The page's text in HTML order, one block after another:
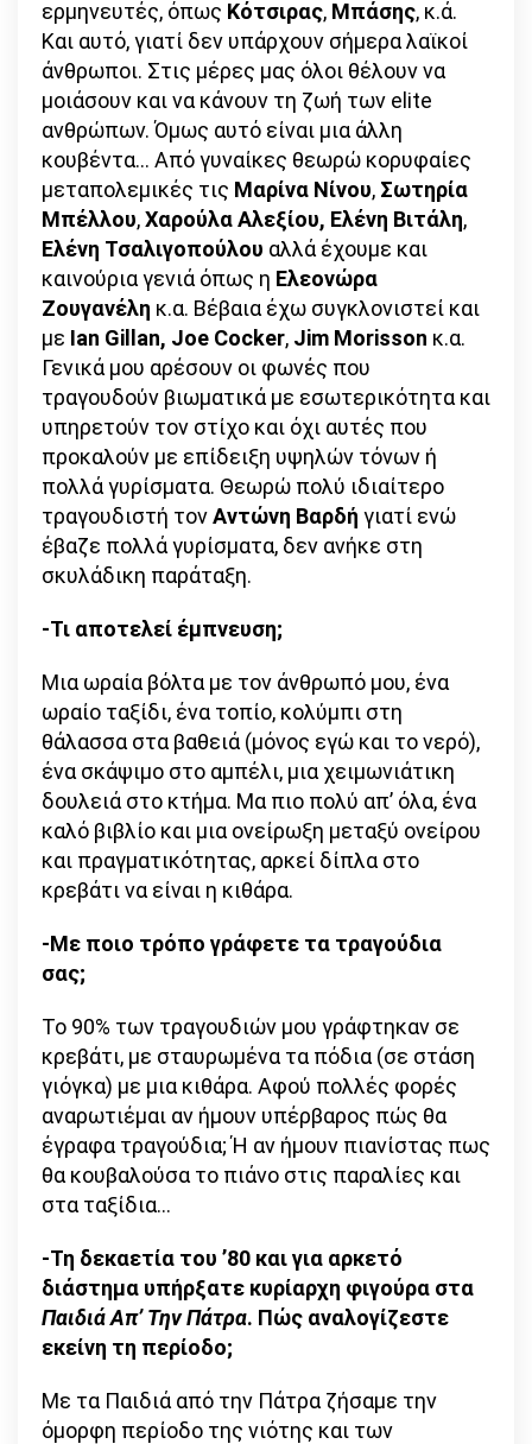
ερμηνευτές, όπως Κότσιρας, Μπάσης, κ.ά.
Και αυτό, γιατί δεν υπάρχουν σήμερα λαϊκοί
άνθρωποι. Στις μέρες μας όλοι θέλουν να
μοιάσουν και να κάνουν τη ζωή των elite
ανθρώπων. Όμως αυτό είναι μια άλλη
κουβέντα… Από γυναίκες θεωρώ κορυφαίες
μεταπολεμικές τις Μαρίνα Νίνου, Σωτηρία
Μπέλλου,Χαρούλα Αλεξίου, Ελένη Βιτάλη,
Ελένη Τσαλιγοπούλου αλλά έχουμε και
καινούρια γενιά όπως η Ελεονώρα
Ζουγανέλη κ.α. Βέβαια έχω συγκλονιστεί και
με Ian Gillan, Joe Cocker, Jim Morisson κ.α.
Γενικά μου αρέσουν οι φωνές που
τραγουδούν βιωματικά με εσωτερικότητα και
υπηρετούν τον στίχο και όχι αυτές που
προκαλούν με επίδειξη υψηλών τόνων ή
πολλά γυρίσματα. Θεωρώ πολύ ιδιαίτερο
τραγουδιστή τονΑντώνη Βαρδή γιατί ενώ
έβαζε πολλά γυρίσματα, δεν ανήκε στη
σκυλάδικη παράταξη.
-Τι αποτελεί έμπνευση;
Μια ωραία βόλτα με τον άνθρωπό μου, ένα
ωραίο ταξίδι, ένα τοπίο, κολύμπι στη
θάλασσα στα βαθειά (μόνος εγώ και το νερό),
ένα σκάψιμο στο αμπέλι, μια χειμωνιάτικη
δουλειά στο κτήμα. Μα πιο πολύ απ’ όλα, ένα
καλό βιβλίο και μια ονείρωξη μεταξύ ονείρου
και πραγματικότητας, αρκεί δίπλα στο
κρεβάτι να είναι η κιθάρα.
-Με ποιο τρόπο γράφετε τα τραγούδια
σας;
Το 90% των τραγουδιών μου γράφτηκαν σε
κρεβάτι, με σταυρωμένα τα πόδια (σε στάση
γιόγκα) με μια κιθάρα. Αφού πολλές φορές
αναρωτιέμαι αν ήμουν υπέρβαρος πώς θα
έγραφα τραγούδια; Ή αν ήμουν πιανίστας πως
θα κουβαλούσα το πιάνο στις παραλίες και
στα ταξίδια…
-Τη δεκαετία του ’80 και για αρκετό
διάστημα υπήρξατε κυρίαρχη φιγούρα στα
Παιδιά Απ’ Την Πάτρα. Πώς αναλογίζεστε
εκείνη τη περίοδο;
Με τα Παιδιά από την Πάτρα ζήσαμε την
όμορφη περίοδο της νιότης και των